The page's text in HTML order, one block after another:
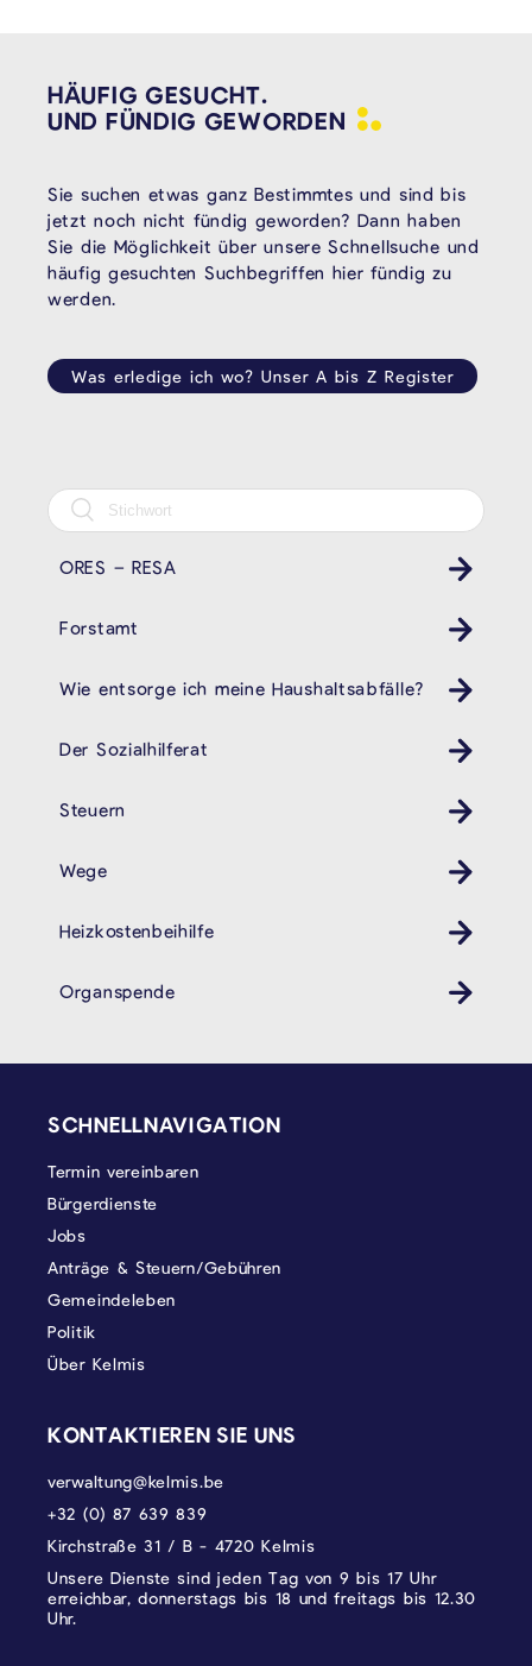
HÄUFIG GESUCHT.
UND FÜNDIG GEWORDEN
Sie suchen etwas ganz Bestimmtes und sind bis
jetzt noch nicht fündig geworden? Dann haben
Sie die Möglichkeit über unsere Schnellsuche und
häufig gesuchten Suchbegriffen hier fündig zu
werden.
Was erledige ich wo? Unser A bis Z Register
ORES – RESA
Forstamt
Wie entsorge ich meine Haushaltsabfälle?
Müll
Der Sozialhilferat
Steuern
Wege
Heizkostenbeihilfe
Organspende
SCHNELLNAVIGATION
Termin vereinbaren
Bürgerdienste
Jobs
Anträge & Steuern/Gebühren
Gemeindeleben
Politik
Über Kelmis
KONTAKTIEREN SIE UNS
verwaltung@kelmis.be
+32 (0) 87 639 839
Kirchstraße 31 / B - 4720 Kelmis
Unsere Dienste sind jeden Tag von 9 bis 17 Uhr
erreichbar, donnerstags bis 18 und freitags bis 12.30
Uhr.